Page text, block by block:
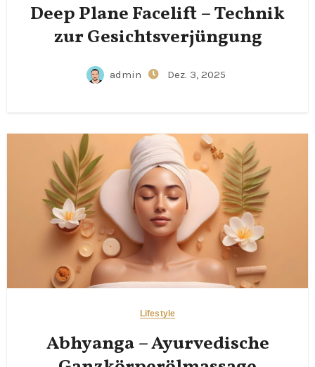
Deep Plane Facelift – Technik
zur Gesichtsverjüngung
admin Dez. 3, 2025
Lifestyle
Abhyanga – Ayurvedische